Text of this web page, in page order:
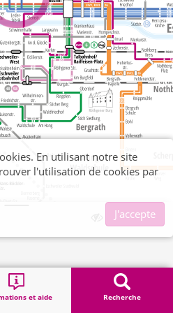
et aide Recherche
En utilisant notre site
l'utilisation de cookies par
J'accepte